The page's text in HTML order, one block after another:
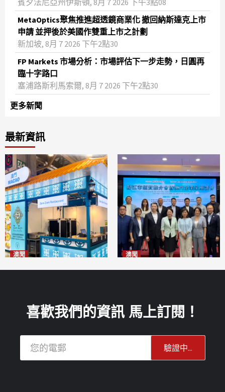
賓夕法尼亞州伊斯頓, 8月 7 2026 下午3點08
MetaOptics聚焦推進超透鏡商業化 撤回納斯達克上市
申請 並押後於美國作雙重上市之計劃
新加坡, 8月 7 2026 下午2點30
FP Markets 市場分析：市場評估下一步走勢，日圓再
臨十字路口
塞浦路斯利馬索爾, 8月 7 2026 下午2點30
更多新聞
最新資訊
澳聞 澳聞
喜歡我們的資訊 馬上訂閱！